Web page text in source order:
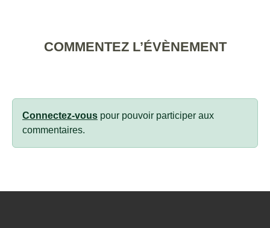
COMMENTEZ L’ÉVÈNEMENT
Connectez-vous pour pouvoir participer aux
commentaires.